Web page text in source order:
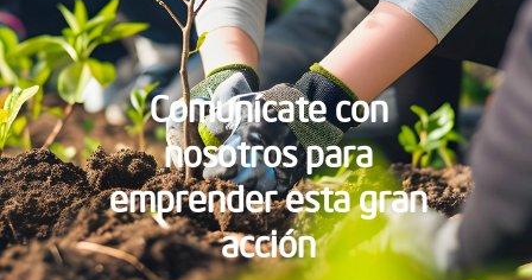
Comunícate con
nosotros para
emprender esta gran
acción